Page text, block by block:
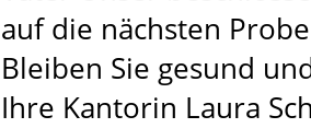
auf die nächsten
Bleiben Sie gesund
Ihre Kantorin Laura